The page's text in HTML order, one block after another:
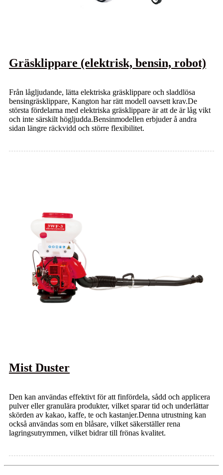
Gräsklippare (elektrisk, bensin, robot)
Från lågljudande, lätta elektriska gräsklippare och sladdlösa
bensingräsklippare, Kangton har rätt modell oavsett krav.De
största fördelarna med elektriska gräsklippare är att de är låg vikt
och inte särskilt högljudda.Bensinmodellen erbjuder å andra
sidan längre räckvidd och större flexibilitet.
Mist Duster
Den kan användas effektivt för att finfördela, sådd och applicera
pulver eller granulära produkter, vilket sparar tid och underlättar
skörden av kakao, kaffe, te och kastanjer.Denna utrustning kan
också användas som en blåsare, vilket säkerställer rena
lagringsutrymmen, vilket bidrar till frönas kvalitet.